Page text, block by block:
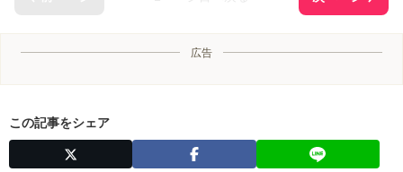
広告
この記事をシェア